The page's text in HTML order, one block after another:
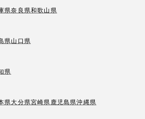
県奈良県和歌山県
県山口県
県
県大分県宮崎県鹿児島県沖縄県